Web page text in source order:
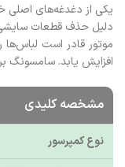
افزایش یابد. سامسونگ برای اثبات کیفیت این قطعه،
مشخصه کلیدی
نوع کمپرسور